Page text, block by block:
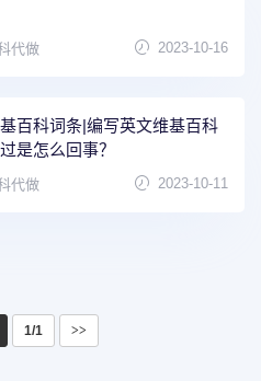
代做 2023-10-16
百科词条|编写英文维基百科
是怎么回事？
代做 2023-10-11
1/1 >>